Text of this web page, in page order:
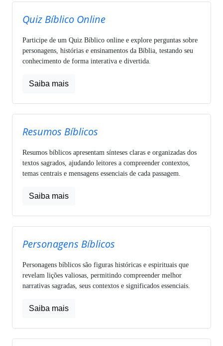
Quiz Bíblico Online
Participe de um Quiz Bíblico online e explore perguntas sobre
personagens, histórias e ensinamentos da Bíblia, testando seu
conhecimento de forma interativa e divertida.
Saiba mais
Resumos Bíblicos
Resumos bíblicos apresentam sínteses claras e organizadas dos
textos sagrados, ajudando leitores a compreender contextos,
temas centrais e mensagens essenciais de cada passagem.
Saiba mais
Personagens Bíblicos
Personagens bíblicos são figuras históricas e espirituais que
revelam lições valiosas, permitindo compreender melhor
narrativas sagradas, seus contextos e significados essenciais.
Saiba mais